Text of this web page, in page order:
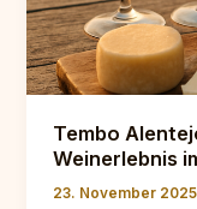
Tembo
Weinerlebnis
23. November 2025